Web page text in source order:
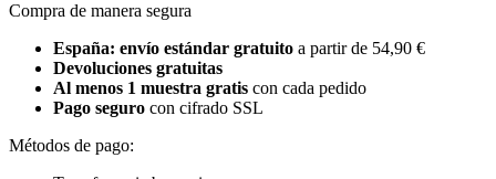
Compra de manera segura
España: envío estándar gratuito a partir de 54,90 €
Devoluciones gratuitas
Al menos 1 muestra gratis con cada pedido
Pago seguro con cifrado SSL
Métodos de pago: